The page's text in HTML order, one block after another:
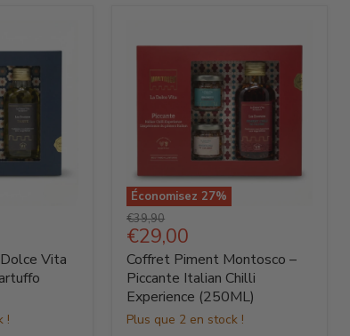
Vita
!
Économisez 27%
Coffret
Piment
Montosco
–
Piccante
Italian
Chilli
Experience
Prix
d'origine
€39,90
Prix
actuel
€29,00
Coffret Piment Montosco –
Piccante Italian Chilli
Experience (250ML)
Plus que 2 en stock !